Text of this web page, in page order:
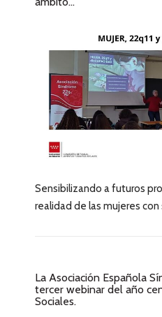
Sensibilizando a futuros
realidad de las mujeres con
La Asociación Española
tercer webinar del año
Sociales.